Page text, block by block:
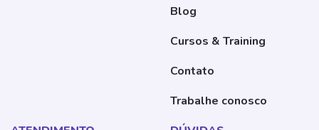
Blog
Cursos & Training
Contato
Trabalhe conosco